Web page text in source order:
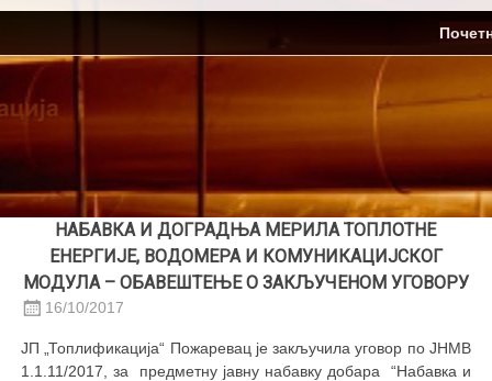
Skip
content
НАБАВКА И ДОГРАДЊА МЕРИЛА ТОПЛОТНЕ
ЕНЕРГИЈЕ, ВОДОМЕРА И КОМУНИКАЦИЈСКОГ
МОДУЛА – ОБАВЕШТЕЊЕ О ЗАКЉУЧЕНОМ УГОВОРУ
16/10/2017
ЈП „Топлификација“ Пожаревац је закључила уговор по ЈНМВ
1.1.11/2017, за предметну јавну набавку добара “Набавка и